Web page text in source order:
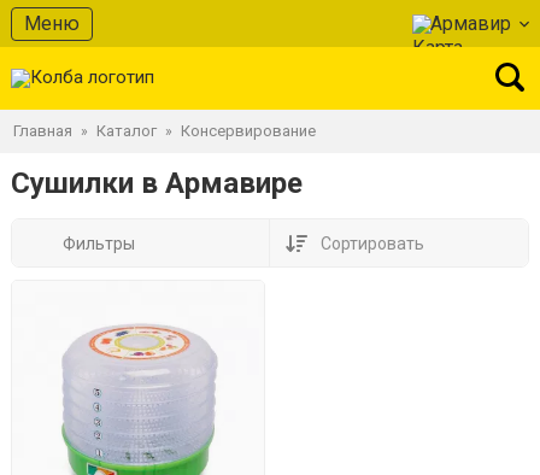
Меню Армавир
Главная » Каталог » Консервирование
Сушилки в Армавире
Фильтры Сортировать